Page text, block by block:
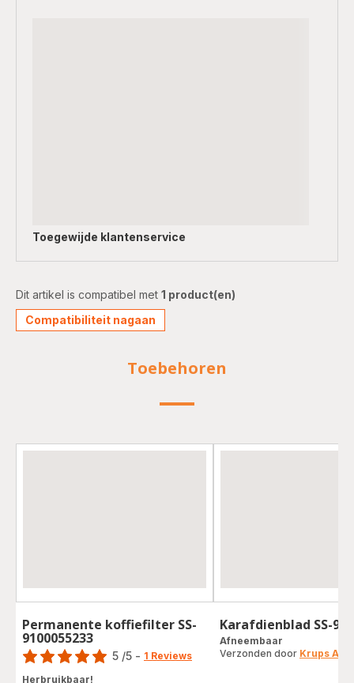
Toegewijde klantenservice
Dit artikel is compatibel met 1 product(en)
Compatibiliteit nagaan
Toebehoren
Permanente koffiefilter SS-
9100055233
Score
5 /5 - 1 Reviews
Herbruikbaar!
Karafdienblad SS-
Afneembaar
Verzonden door Krups